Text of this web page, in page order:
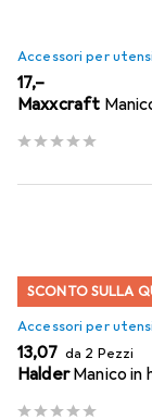
Accessori per
EUR
17,–
Maxxcraft
SCONTO SULLA
Accessori per
EUR
13,07 da 2 Pezzi
Halder Manico in